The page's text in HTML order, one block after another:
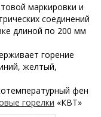
маркировки и
соединений
длиной по 200 мм
горение
желтый,
фен
горелки «КВТ»